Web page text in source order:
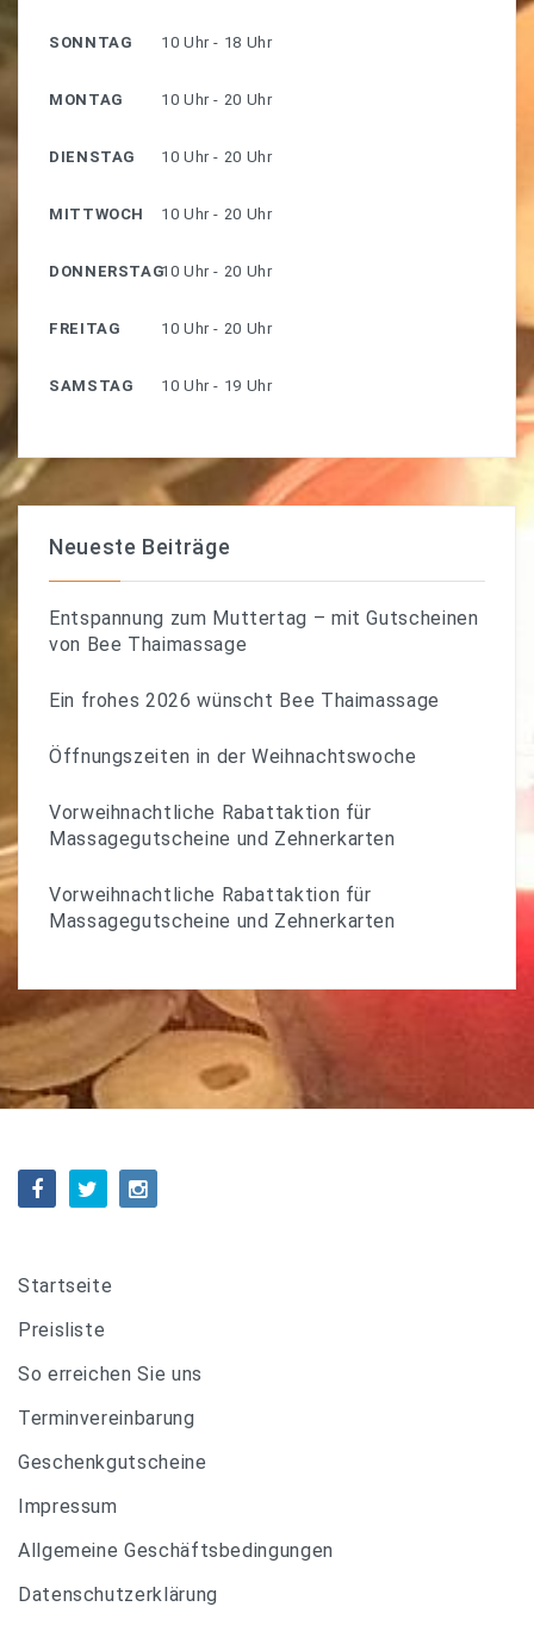
SONNTAG 10 Uhr - 18 Uhr
MONTAG 10 Uhr - 20 Uhr
DIENSTAG 10 Uhr - 20 Uhr
MITTWOCH 10 Uhr - 20 Uhr
DONNERSTAG10 Uhr - 20 Uhr
FREITAG 10 Uhr - 20 Uhr
SAMSTAG 10 Uhr - 19 Uhr
Neueste Beiträge
Entspannung zum Muttertag – mit Gutscheinen
von Bee Thaimassage
Ein frohes 2026 wünscht Bee Thaimassage
Öffnungszeiten in der Weihnachtswoche
Vorweihnachtliche Rabattaktion für
Massagegutscheine und Zehnerkarten
Vorweihnachtliche Rabattaktion für
Massagegutscheine und Zehnerkarten
Startseite
Preisliste
So erreichen Sie uns
Terminvereinbarung
Geschenkgutscheine
Impressum
Allgemeine Geschäftsbedingungen
Datenschutzerklärung